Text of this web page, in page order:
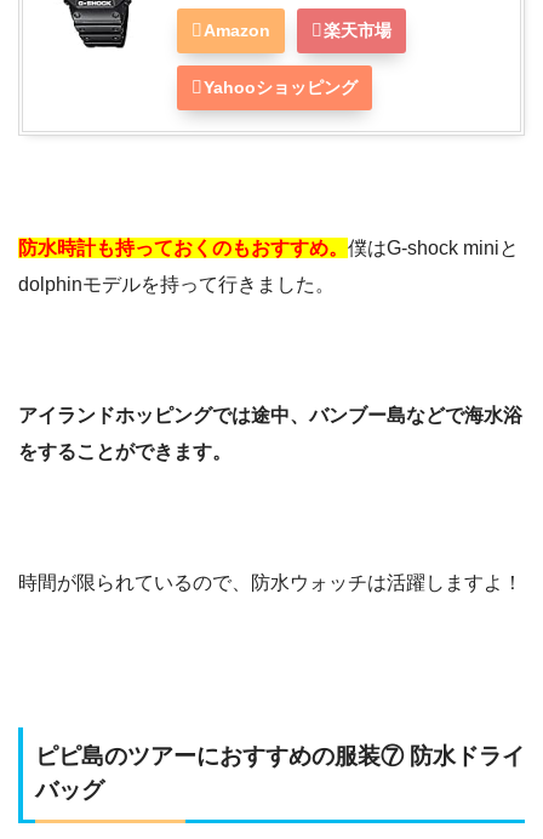
Amazon 楽天市場
Yahooショッピング
防水時計も持っておくのもおすすめ。 僕はG-shock miniと
dolphinモデルを持って行きました。
アイランドホッピングでは途中、バンブー島などで海水浴
をすることができます。
時間が限られているので、防水ウォッチは活躍しますよ！
ピピ島のツアーにおすすめの服装⑦ 防水ドライ
バッグ